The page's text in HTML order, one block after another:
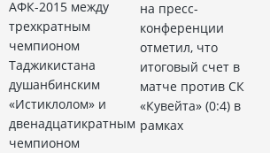
АФК-2015 между
трехкратным
чемпионом
Таджикистана
душанбинским
«Истиклолом» и
двенадцатикратным
чемпионом
на пресс-
конференции
отметил, что
итоговый счет в
матче против СК
«Кувейта» (0:4) в
рамках